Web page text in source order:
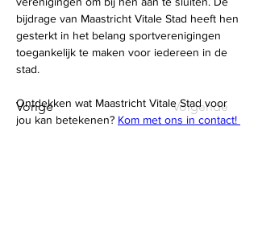
Vorige Volgende
bijdrage van Maastricht Vitale Stad heeft hen
gesterkt in het belang sportverenigingen
toegankelijk te maken voor iedereen in de
stad.
Ontdekken wat Maastricht Vitale Stad voor
jou kan betekenen? Kom met ons in contact!